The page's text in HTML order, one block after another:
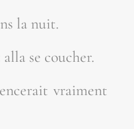
la nuit.
se coucher.
vrai­ment